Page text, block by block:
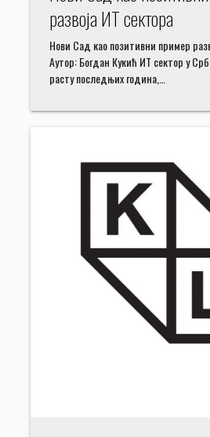
развоја ИТ сектора
Нови Сад као позитивни пример
Аутор: Богдан Кукић ИТ сектор у
расту последњих година,…